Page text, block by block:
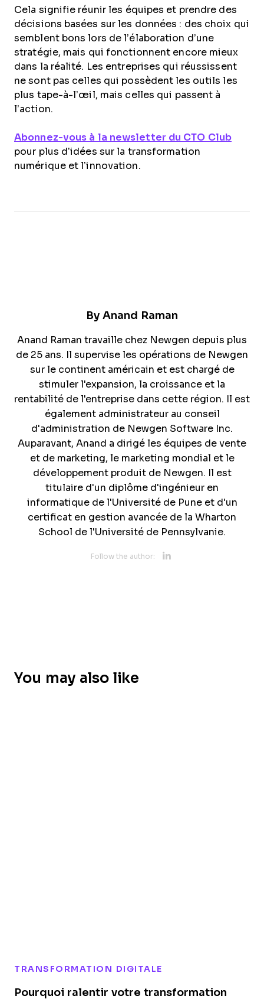
Cela signifie réunir les équipes et prendre des
décisions basées sur les données : des choix qui
semblent bons lors de l’élaboration d’une
stratégie, mais qui fonctionnent encore mieux
dans la réalité. Les entreprises qui réussissent
ne sont pas celles qui possèdent les outils les
plus tape-à-l’œil, mais celles qui passent à
l’action.
Abonnez-vous à la newsletter du CTO Club
pour plus d’idées sur la transformation
numérique et l’innovation.
By Anand Raman
Anand Raman travaille chez Newgen depuis plus
de 25 ans. Il supervise les opérations de Newgen
sur le continent américain et est chargé de
stimuler l'expansion, la croissance et la
rentabilité de l'entreprise dans cette région. Il est
également administrateur au conseil
d'administration de Newgen Software Inc.
Auparavant, Anand a dirigé les équipes de vente
et de marketing, le marketing mondial et le
développement produit de Newgen. Il est
titulaire d'un diplôme d'ingénieur en
informatique de l'Université de Pune et d'un
certificat en gestion avancée de la Wharton
School de l'Université de Pennsylvanie.
Follow the author: Opens new
You may also like
TRANSFORMATION DIGITALE
Pourquoi ralentir votre transformation